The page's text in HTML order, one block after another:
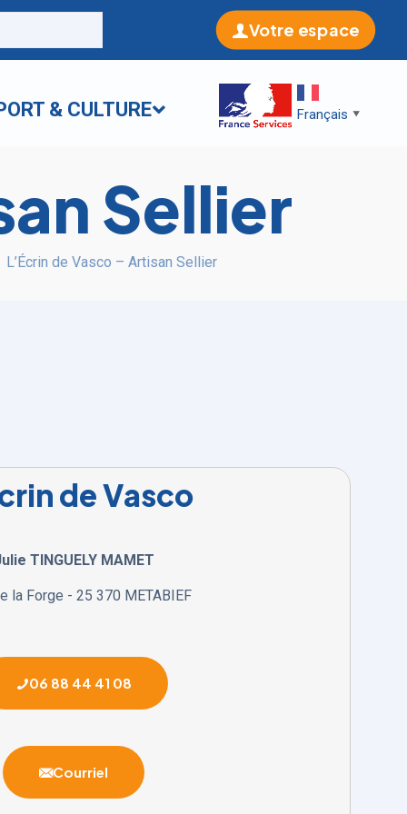
Votre espace
& CULTURE Français ▼
Sellier
L’Écrin de Vasco – Artisan Sellier
de Vasco
TINGUELY MAMET
la Forge - 25 370 METABIEF
06 88 44 41 08
Courriel